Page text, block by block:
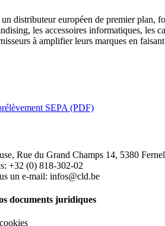
distributeur européen de premier plan,
les accessoires informatiques, les
à amplifier leurs marques en
SEPA (PDF)
Rue du Grand Champs 14, 5380
+32 (0) 818-302-02
un e-mail: infos@cld.be
documents juridiques